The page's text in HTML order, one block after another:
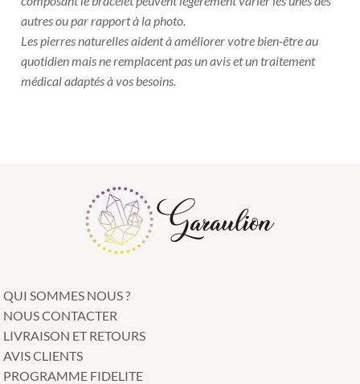
autres ou par rapport à la photo.
Les pierres naturelles aident à améliorer votre bien-être au
quotidien mais ne remplacent pas un avis et un traitement
médical adaptés à vos besoins.
QUI SOMMES NOUS ?
NOUS CONTACTER
LIVRAISON ET RETOURS
AVIS CLIENTS
PROGRAMME FIDELITE